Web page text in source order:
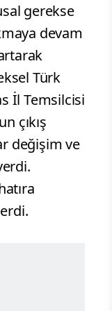
gerekse
devam
Türk
İl Temsilcisi
çıkış
değişim ve